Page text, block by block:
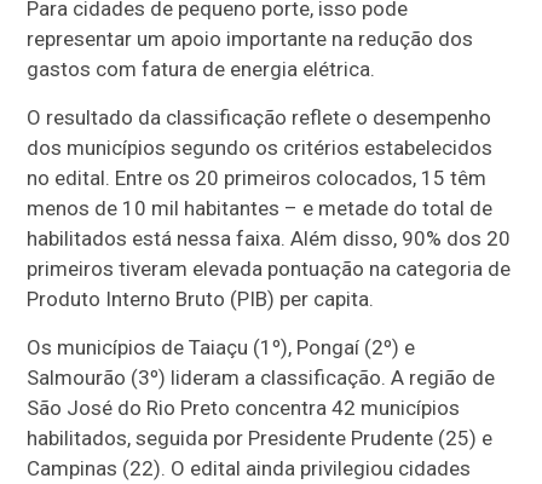
Para cidades de pequeno porte, isso pode
representar um apoio importante na redução dos
gastos com fatura de energia elétrica.
O resultado da classificação reflete o desempenho
dos municípios segundo os critérios estabelecidos
no edital. Entre os 20 primeiros colocados, 15 têm
menos de 10 mil habitantes – e metade do total de
habilitados está nessa faixa. Além disso, 90% dos 20
primeiros tiveram elevada pontuação na categoria de
Produto Interno Bruto (PIB) per capita.
Os municípios de Taiaçu (1º), Pongaí (2º) e
Salmourão (3º) lideram a classificação. A região de
São José do Rio Preto concentra 42 municípios
habilitados, seguida por Presidente Prudente (25) e
Campinas (22). O edital ainda privilegiou cidades